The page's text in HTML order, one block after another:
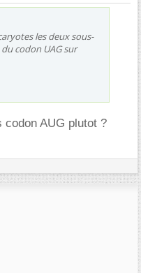
les deux sous-
codon UAG sur
AUG plutot ?